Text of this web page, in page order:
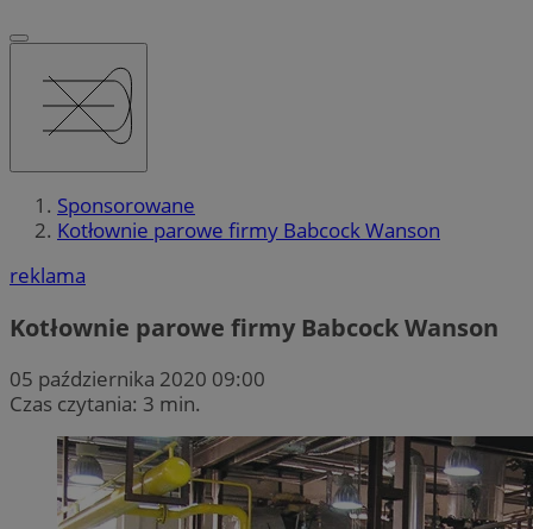
Sponsorowane
Kotłownie parowe firmy Babcock Wanson
reklama
Kotłownie parowe firmy Babcock Wanson
05 października 2020 09:00
Czas czytania: 3 min.